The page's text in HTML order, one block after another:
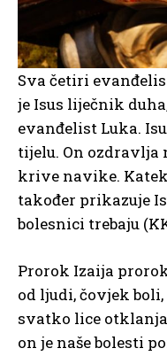
Sva četiri
je Isus liječnik
evanđelist Luka.
tijelu. On ozdravlja
krive navike.
također prikazuje
bolesnici trebaju
Prorok Izaija
od ljudi, čovjek
svatko lice
on je naše bolesti